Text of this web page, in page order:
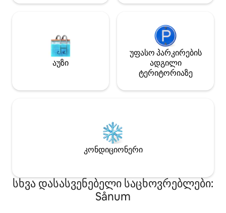
აუზი
უფასო პარკირების
ადგილი
ტერიტორიაზე
კონდიციონერი
სხვა დასასვენებელი საცხოვრებლები:
Sånum